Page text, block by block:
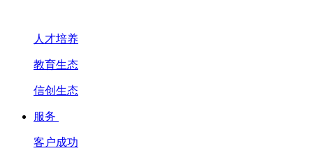
人才培养
教育生态
信创生态
服务
客户成功